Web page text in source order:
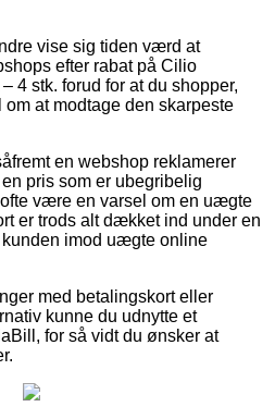
vise sig tiden værd at
efter rabat på Cilio
4 stk. forud for at du shopper,
at modtage den skarpeste
en webshop reklamerer
pris som er ubegribelig
være en varsel om en uægte
er trods alt dækket ind under en
kunden imod uægte online
med betalingskort eller
kunne du udnytte et
for så vidt du ønsker at